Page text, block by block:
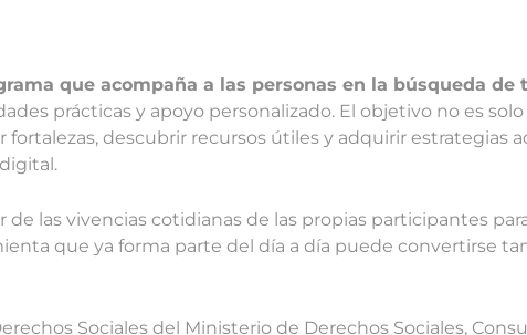
que acompaña a las personas en la búsqueda de
prácticas y apoyo personalizado. El objetivo no es
descubrir recursos útiles y adquirir estrategias
las vivencias cotidianas de las propias participantes
que ya forma parte del día a día puede convertirse
Sociales del Ministerio de Derechos Sociales,